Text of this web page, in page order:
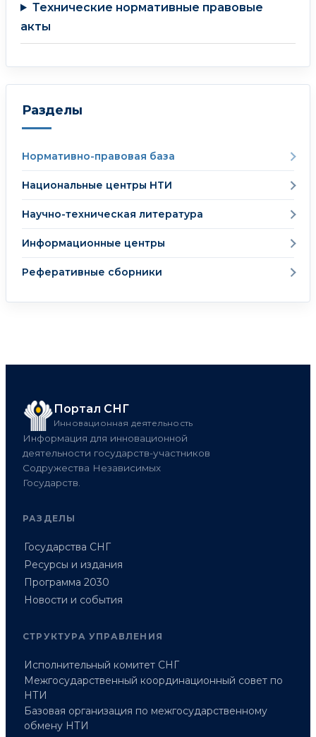
Технические нормативные правовые
акты
Разделы
Нормативно-правовая база
Национальные центры НТИ
Научно-техническая литература
Информационные центры
Реферативные сборники
Портал СНГ
Инновационная деятельность
Информация для инновационной
деятельности государств-участников
Содружества Независимых
Государств.
РАЗДЕЛЫ
Государства СНГ
Ресурсы и издания
Программа 2030
Новости и события
СТРУКТУРА УПРАВЛЕНИЯ
Исполнительный комитет СНГ
Межгосударственный координационный совет по
НТИ
Базовая организация по межгосударственному
обмену НТИ